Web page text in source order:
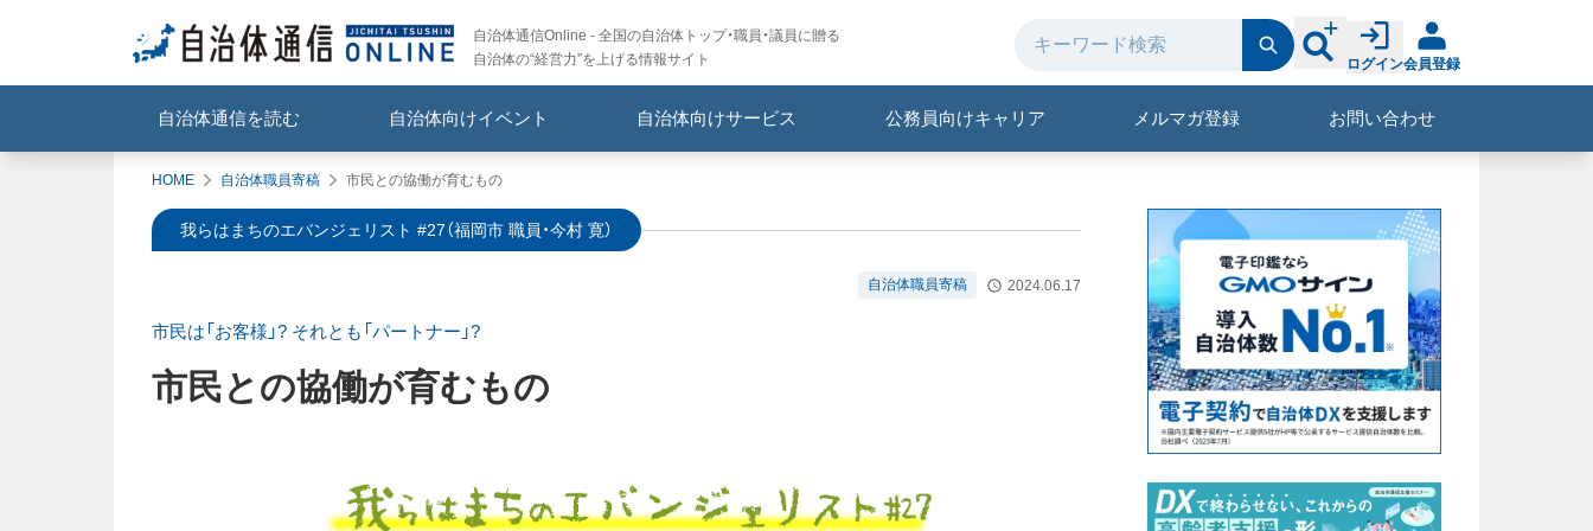
自治体通信Online - 全国の自治体トップ・職員・議員に贈る
自治体の“経営力”を上げる情報サイト
ログイン会員登録
自治体通信を読む 自治体向けイベント 自治体向けサービス 公務員向けキャリア メルマガ登録 お問い合わせ
HOME 自治体職員寄稿 市民との協働が育むもの
我らはまちのエバンジェリスト #27（福岡市 職員・今村 寛）
自治体職員寄稿 2024.06.17
市民は「お客様」? それとも「パートナー」?
市民との協働が育むもの